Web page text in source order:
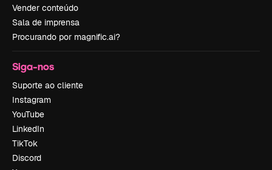
Vender conteúdo
Sala de imprensa
Procurando por magnific.ai?
Siga-nos
Suporte ao cliente
Instagram
YouTube
LinkedIn
TikTok
Discord